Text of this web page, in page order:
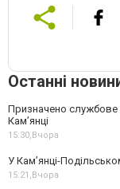
Останні
Призначено службове
Кам’янці
15:30,Вчора
У Кам’янці-
15:21,Вчора